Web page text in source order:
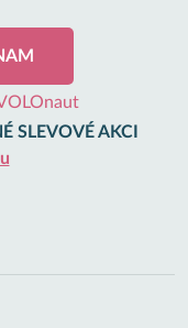
SLEVOVÉ AKCI